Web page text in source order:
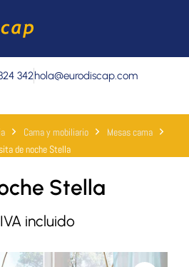
342hola@eurodiscap.com
Cama y mobiliario
Mesas cama
de noche Stella
Stella
IVA incluido